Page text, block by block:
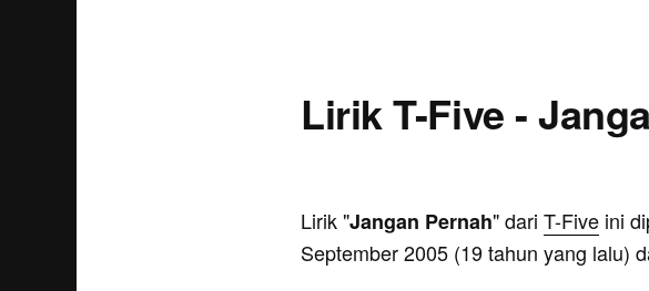
Lirik T-Five -
Lirik "Jangan Pernah" dari T-Five ini
September 2005 (19 tahun yang lalu)